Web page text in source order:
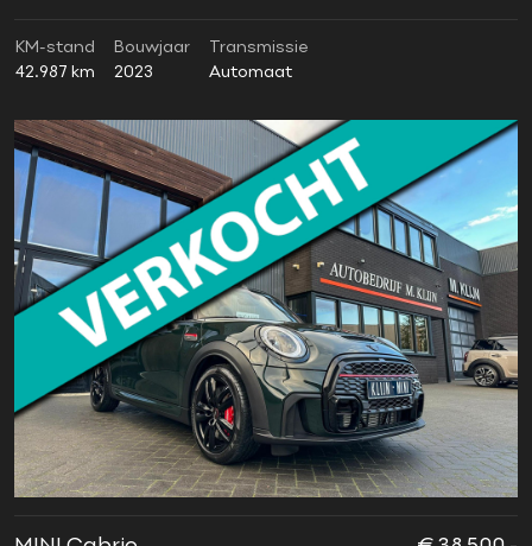
KM-stand
42.987 km
Bouwjaar
2023
Transmissie
Automaat